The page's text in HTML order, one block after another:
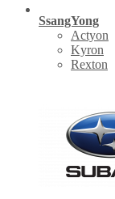
SsangYong
Actyon
Kyron
Rexton